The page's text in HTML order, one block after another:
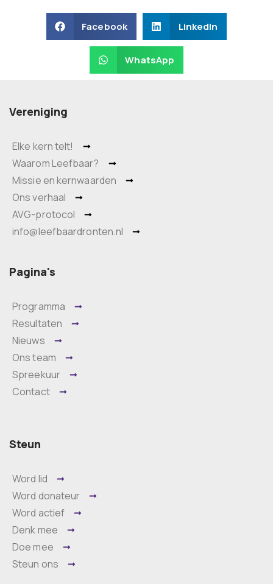
Facebook LinkedIn
WhatsApp
Vereniging
Elke kern telt!
Waarom Leefbaar?
Missie en kernwaarden
Ons verhaal
AVG-protocol
info@leefbaardronten.nl
Pagina's
Programma
Resultaten
Nieuws
Ons team
Spreekuur
Contact
Steun
Word lid
Word donateur
Word actief
Denk mee
Doe mee
Steun ons